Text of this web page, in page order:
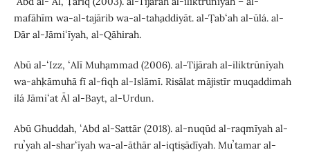
mafāhīm wa-al-tajārib wa-al-taḥaddiyāt. al-Ṭabʻah al-ūlá. al-
Dār al-Jāmiʻīyah, al-Qāhirah.
Abū al-ʻIzz, ʻAlī Muḥammad (2006). al-Tijārah al-iliktrūnīyah
wa-aḥkāmuhā fī al-fiqh al-Islāmī. Risālat mājistīr muqaddimah
ilá Jāmiʻat Āl al-Bayt, al-Urdun.
Abū Ghuddah, ʻAbd al-Sattār (2018). al-nuqūd al-raqmīyah al-
ruʼyah al-sharʻīyah wa-al-āthār al-iqtiṣādīyah. Muʼtamar al-